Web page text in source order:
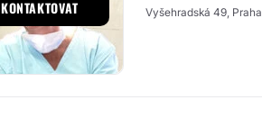
Vyšehradská 49, Praha
KONTAKTOVAT